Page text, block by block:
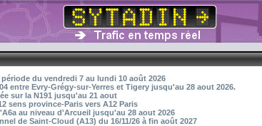
du vendredi 7 au lundi 10 août 2026
entre Evry-Grégy-sur-Yerres et Tigery jusqu'au 28 aout 2026.
sur la N191 jusqu'au 21 aout
sens province-Paris vers A12 Paris
au niveau d'Arcueil jusqu'au 28 aout 2026
de Saint-Cloud (A13) du 16/11/26 à fin août 2027